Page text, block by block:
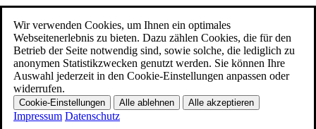
Wir verwenden Cookies, um Ihnen ein optimales
Webseitenerlebnis zu bieten. Dazu zählen Cookies, die für den
Betrieb der Seite notwendig sind, sowie solche, die lediglich zu
anonymen Statistikzwecken genutzt werden. Sie können Ihre
Auswahl jederzeit in den Cookie-Einstellungen anpassen oder
widerrufen.
Cookie-Einstellungen Alle ablehnen Alle akzeptieren
Impressum Datenschutz
Zum Hauptinhalt
Menü
Home
Promi-EAGLES
Business-EAGLES